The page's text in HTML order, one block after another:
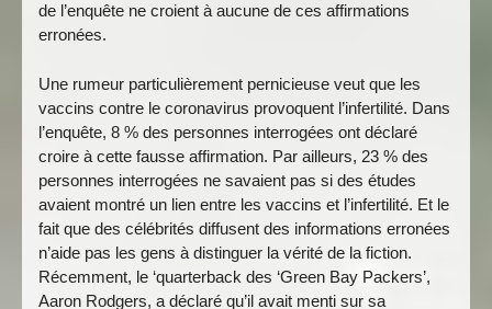
de l’enquête ne croient à aucune de ces affirmations
erronées.
Une rumeur particulièrement pernicieuse veut que les
vaccins contre le coronavirus provoquent l’infertilité. Dans
l’enquête, 8 % des personnes interrogées ont déclaré
croire à cette fausse affirmation. Par ailleurs, 23 % des
personnes interrogées ne savaient pas si des études
avaient montré un lien entre les vaccins et l’infertilité. Et le
fait que des célébrités diffusent des informations erronées
n’aide pas les gens à distinguer la vérité de la fiction.
Récemment, le ‘quarterback des ‘Green Bay Packers’,
Aaron Rodgers, a déclaré qu’il avait menti sur sa